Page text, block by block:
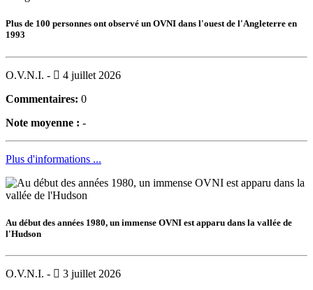
Plus de 100 personnes ont observé un OVNI dans l'ouest de l'Angleterre en
1993
O.V.N.I. -
4 juillet 2026
Commentaires: 0
Note moyenne : -
Plus d'informations ...
Au début des années 1980, un immense OVNI est apparu dans la vallée de
l'Hudson
O.V.N.I. -
3 juillet 2026